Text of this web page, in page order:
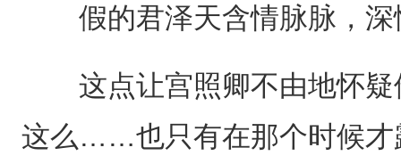
假的君泽天含情脉脉，深
这点让宫照卿不由地怀疑
这么……也只有在那个时候才